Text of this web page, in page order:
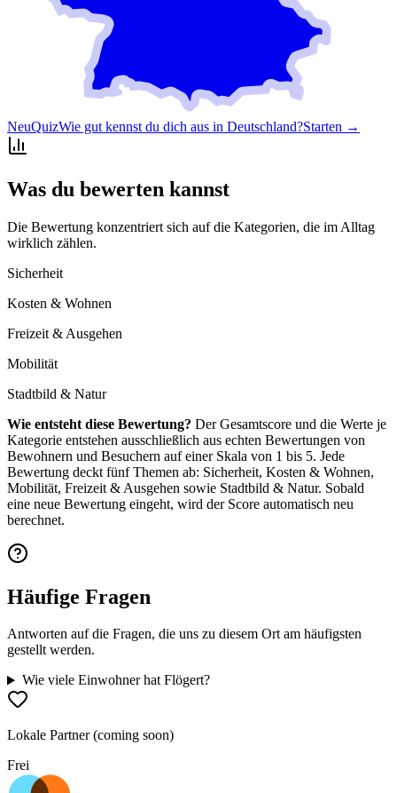
NeuQuizWie gut kennst du dich aus in Deutschland?Starten →
Was du bewerten kannst
Die Bewertung konzentriert sich auf die Kategorien, die im Alltag
wirklich zählen.
Sicherheit
Kosten & Wohnen
Freizeit & Ausgehen
Mobilität
Stadtbild & Natur
Wie entsteht diese Bewertung? Der Gesamtscore und die Werte je
Kategorie entstehen ausschließlich aus echten Bewertungen von
Bewohnern und Besuchern auf einer Skala von 1 bis 5. Jede
Bewertung deckt fünf Themen ab: Sicherheit, Kosten & Wohnen,
Mobilität, Freizeit & Ausgehen sowie Stadtbild & Natur. Sobald
eine neue Bewertung eingeht, wird der Score automatisch neu
berechnet.
Häufige Fragen
Antworten auf die Fragen, die uns zu diesem Ort am häufigsten
gestellt werden.
Wie viele Einwohner hat Flögert?
Lokale Partner (coming soon)
Frei